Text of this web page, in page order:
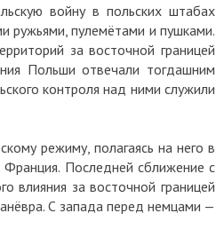
войну в польских штабах
ружьями, пулемётами и пушками.
за восточной границей
Польши отвечали тогдашним
контроля над ними служили
режиму, полагаясь на него в
Франция. Последней сближение с
влияния за восточной границей
С запада перед немцами —